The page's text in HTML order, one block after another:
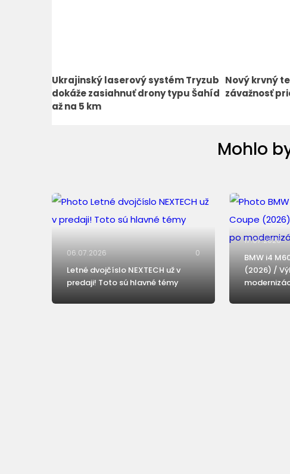
Ukrajinský laserový systém Tryzub
dokáže zasiahnuť drony typu Šahíd
až na 5 km
Nový krvný
závažnosť
Mohlo
06.07.2026 0
Letné dvojčíslo NEXTECH už v
predaji! Toto sú hlavné témy
17.07.2026
BMW i4
(2026) /